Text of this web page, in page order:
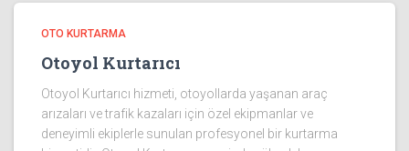
OTO KURTARMA
Otoyol Kurtarıcı
Otoyol Kurtarıcı hizmeti, otoyollarda yaşanan araç
arızaları ve trafik kazaları için özel ekipmanlar ve
deneyimli ekiplerle sunulan profesyonel bir kurtarma